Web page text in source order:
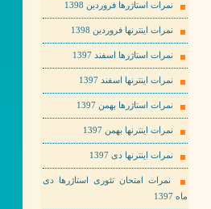
نمرات استاژرها فروردین 1398
نمرات اینترنها فروردین 1398
نمرات استاژرها اسفند 1397
نمرات اینترنها اسفند 1397
نمرات استاژرها بهمن 1397
نمرات اینترنها بهمن 1397
نمرات اینترنها دی 1397
نمرات امتحان تئوری استاژرها دی
ماه 1397